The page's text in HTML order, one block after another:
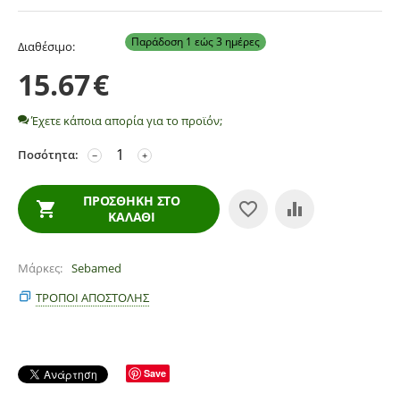
Διαθέσιμο: Παράδοση 1 εώς 3 ημέρες
15.67€
Έχετε κάποια απορία για το προϊόν;
Ποσότητα: +
−
ΠΡΟΣΘΉΚΗ ΣΤΟ
ΚΑΛΆΘΙ
Μάρκες
Sebamed
ΤΡΌΠΟΙ ΑΠΟΣΤΟΛΉΣ
Save